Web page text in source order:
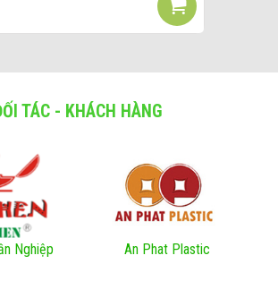
TÁC - KHÁCH HÀNG
Nghiệp An Phat Plastic